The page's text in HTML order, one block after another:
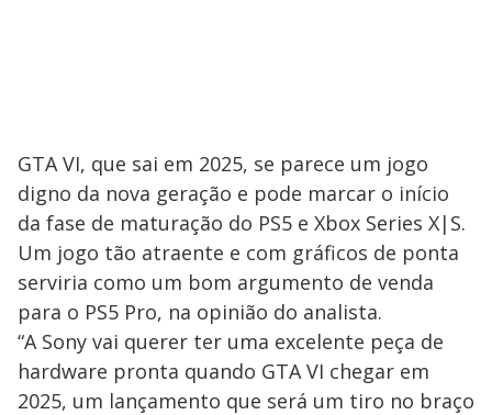
GTA VI, que sai em 2025, se parece um jogo
digno da nova geração e pode marcar o início
da fase de maturação do PS5 e Xbox Series X|S.
Um jogo tão atraente e com gráficos de ponta
serviria como um bom argumento de venda
para o PS5 Pro, na opinião do analista.
“A Sony vai querer ter uma excelente peça de
hardware pronta quando GTA VI chegar em
2025, um lançamento que será um tiro no braço